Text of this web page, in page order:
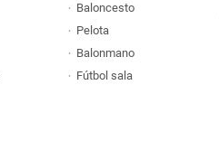
Baloncesto
Pelota
Balonmano
Fútbol sala